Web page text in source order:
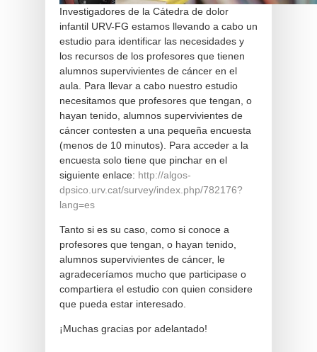
Investigadores de la Cátedra de dolor
infantil URV-FG estamos llevando a cabo un
estudio para identificar las necesidades y
los recursos de los profesores que tienen
alumnos supervivientes de cáncer en el
aula. Para llevar a cabo nuestro estudio
necesitamos que profesores que tengan, o
hayan tenido, alumnos supervivientes de
cáncer contesten a una pequeña encuesta
(menos de 10 minutos). Para acceder a la
encuesta solo tiene que pinchar en el
siguiente enlace: http://algos-
dpsico.urv.cat/survey/index.php/782176?
lang=es
Tanto si es su caso, como si conoce a
profesores que tengan, o hayan tenido,
alumnos supervivientes de cáncer, le
agradeceríamos mucho que participase o
compartiera el estudio con quien considere
que pueda estar interesado.
¡Muchas gracias por adelantado!